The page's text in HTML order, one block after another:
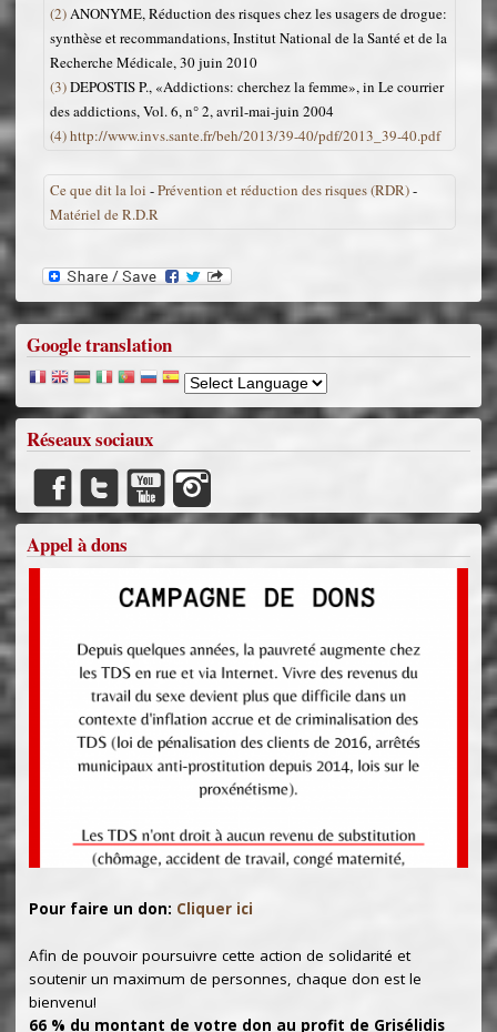
(2) ANONYME, Réduction des risques chez les usagers de drogue:
synthèse et recommandations, Institut National de la Santé et de la
Recherche Médicale, 30 juin 2010
(3)DEPOSTIS P., «Addictions: cherchez la femme», in Le courrier
des addictions, Vol. 6, n° 2, avril-mai-juin 2004
(4)http://www.invs.sante.fr/beh/2013/39-40/pdf/2013_39-40.pdf
Ce que dit la loi -Prévention et réduction des risques (RDR)-
Matériel de R.D.R
Google translation
Réseaux sociaux
Appel à dons
Pour faire un don: Cliquer ici
Afin de pouvoir poursuivre cette action de solidarité et
soutenir un maximum de personnes, chaque don est le
bienvenu!
66 % du montant de votre don au profit de Grisélidis